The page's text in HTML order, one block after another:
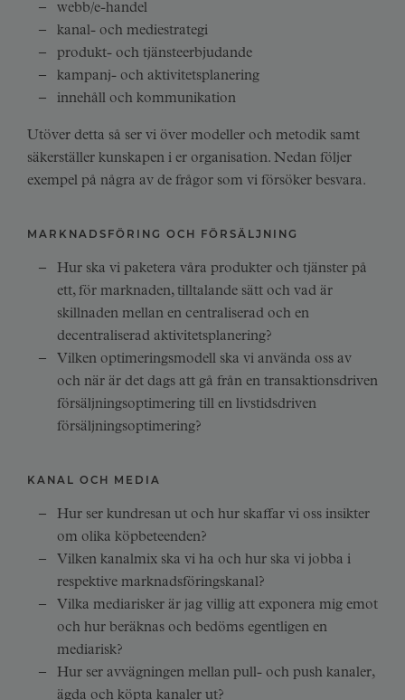
KONTAKTA OSS
KONTAKTA OSS
webb/e-handel
kanal- och mediestrategi
produkt- och tjänsteerbjudande
kampanj- och aktivitetsplanering
innehåll och kommunikation
Utöver detta så ser vi över modeller och metodik samt
säkerställer kunskapen i er organisation. Nedan följer
exempel på några av de frågor som vi försöker besvara.
MARKNADSFÖRING OCH FÖRSÄLJNING
Hur ska vi paketera våra produkter och tjänster på
ett, för marknaden, tilltalande sätt och vad är
skillnaden mellan en centraliserad och en
decentraliserad aktivitetsplanering?
Vilken optimeringsmodell ska vi använda oss av
och när är det dags att gå från en transaktionsdriven
försäljningsoptimering till en livstidsdriven
försäljningsoptimering?
KANAL OCH MEDIA
Hur ser kundresan ut och hur skaffar vi oss insikter
om olika köpbeteenden?
Vilken kanalmix ska vi ha och hur ska vi jobba i
respektive marknadsföringskanal?
Vilka mediarisker är jag villig att exponera mig emot
och hur beräknas och bedöms egentligen en
mediarisk?
Hur ser avvägningen mellan pull- och push kanaler,
ägda och köpta kanaler ut?